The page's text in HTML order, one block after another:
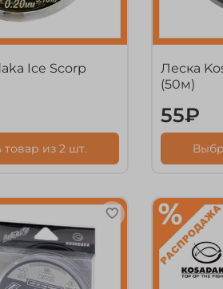
Ice Scorp
товар из 2 шт.
Леска
(50м)
55₽